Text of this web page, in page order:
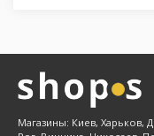
Магазины: Киев, Харьков,